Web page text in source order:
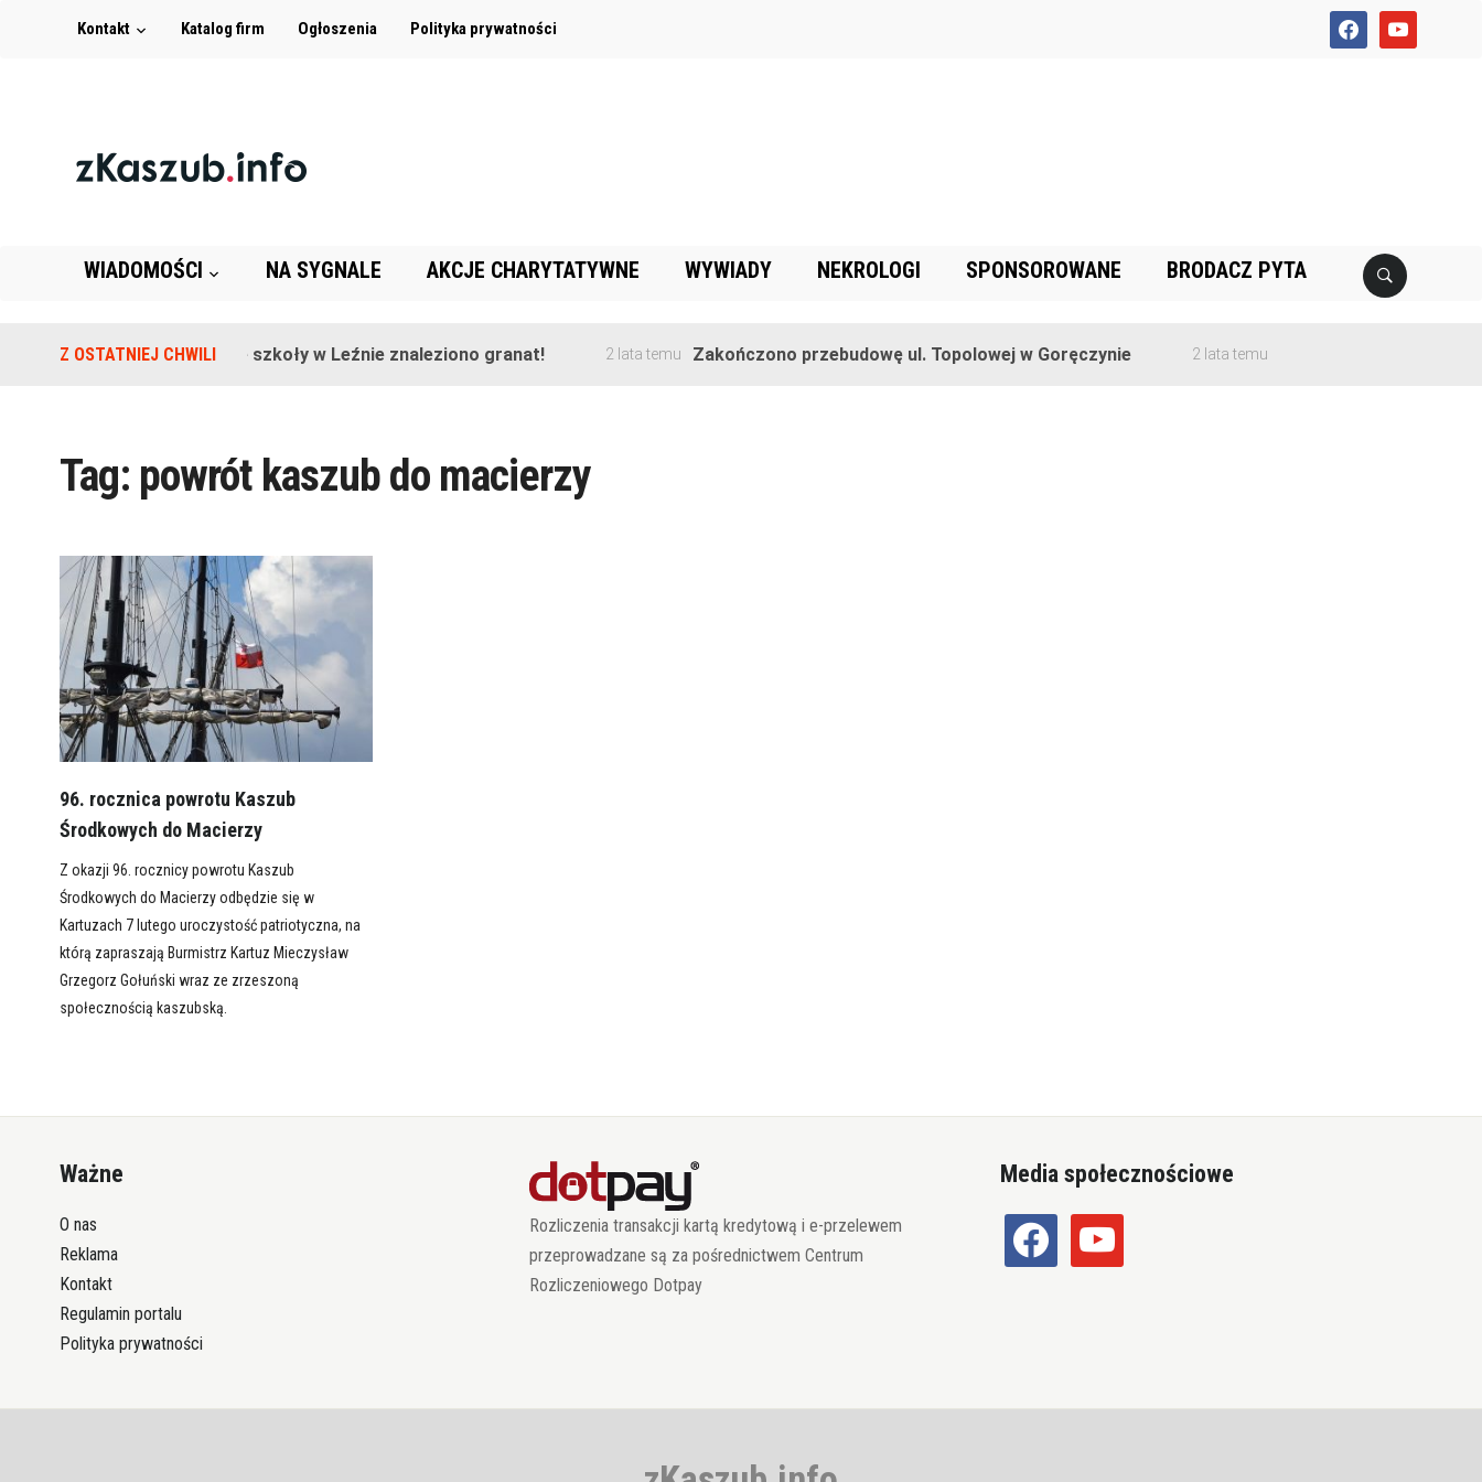
facebookyoutube
Kontakt Katalog firm Ogłoszenia Polityka prywatności
WIADOMOŚCI NA SYGNALE AKCJE CHARYTATYWNE WYWIADY NEKROLOGI SPONSOROWANE BRODACZ PYTA
Z OSTATNIEJ CHWILINa terenie szkoły w Leźnie znaleziono granat! 2 lata temu Zakończono przebudowę ul. Topolowej w Goręczynie 2 lata temu
Tag: powrót kaszub do macierzy
96. rocznica powrotu Kaszub
Środkowych do Macierzy
Z okazji 96. rocznicy powrotu Kaszub
Środkowych do Macierzy odbędzie się w
Kartuzach 7 lutego uroczystość patriotyczna, na
którą zapraszają Burmistrz Kartuz Mieczysław
Grzegorz Gołuński wraz ze zrzeszoną
społecznością kaszubską.
Ważne
O nas
Reklama
Kontakt
Regulamin portalu
Polityka prywatności
Rozliczenia transakcji kartą kredytową i e-przelewem
przeprowadzane są za pośrednictwem Centrum
Rozliczeniowego Dotpay
Media społecznościowe
facebook youtube